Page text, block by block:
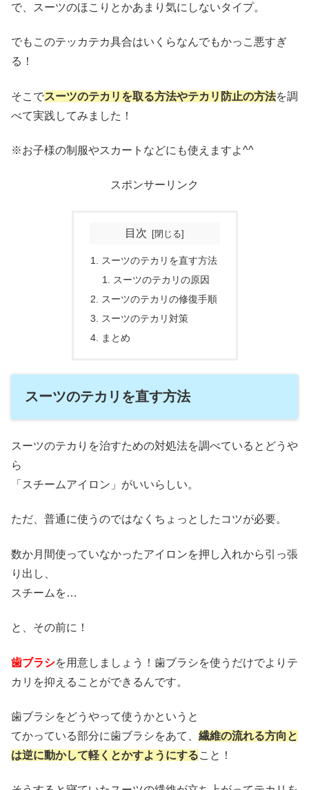
で、スーツのほこりとかあまり気にしないタイプ。
でもこのテッカテカ具合はいくらなんでもかっこ悪すぎ
る！
そこでスーツのテカリを取る方法やテカリ防止の方法を調
べて実践してみました！
※お子様の制服やスカートなどにも使えますよ^^
スポンサーリンク
目次
スーツのテカリを直す方法
スーツのテカリの原因
スーツのテカリの修復手順
スーツのテカリ対策
まとめ
スーツのテカリを直す方法
スーツのテカりを治すための対処法を調べているとどうや
ら
「スチームアイロン」がいいらしい。
ただ、普通に使うのではなくちょっとしたコツが必要。
数か月間使っていなかったアイロンを押し入れから引っ張
り出し、
スチームを…
と、その前に！
歯ブラシを用意しましょう！歯ブラシを使うだけでよりテ
カリを抑えることができるんです。
歯ブラシをどうやって使うかというと
てかっている部分に歯ブラシをあて、 繊維の流れる方向と
は逆に動かして軽くとかすようにすること！